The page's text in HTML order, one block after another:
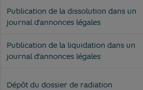
Publication de la dissolution dans un
journal d’annonces légales
Publication de la liquidation dans un
journal d’annonces légales
Dépôt du dossier de radiation